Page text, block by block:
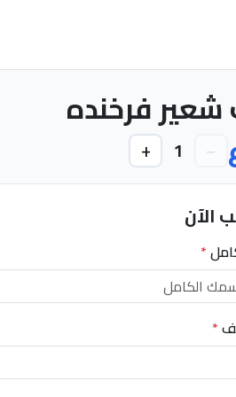
فرخنده
−
1
+
الآن
*
*